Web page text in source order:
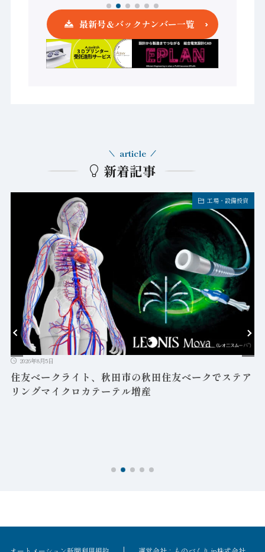
最新号＆バックナンバー一覧
新着記事
article
工場・設備投資
2026年8月5日
住友ベークライト、秋田市の秋田住友ベークでステア
リングマイクロカテーテル増産